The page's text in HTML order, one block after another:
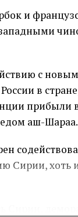
на
как
признали
о
и
с
в
прибыли
аш-Шараа.
Сирии, хоть